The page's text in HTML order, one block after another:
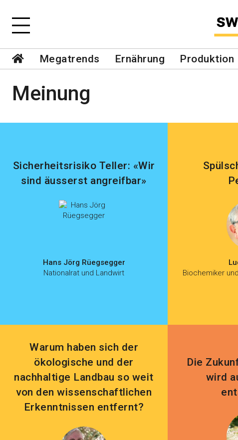
Megatrends Ernährung Produktion
Meinung
Sicherheitsrisiko Teller: «Wir
sind äusserst angreifbar»
Hans Jörg Rüegsegger
Nationalrat und Landwirt
Biochemiker
Warum haben sich der
ökologische und der
nachhaltige Landbau so weit
von den wissenschaftlichen
Erkenntnissen entfernt?
Die
wird